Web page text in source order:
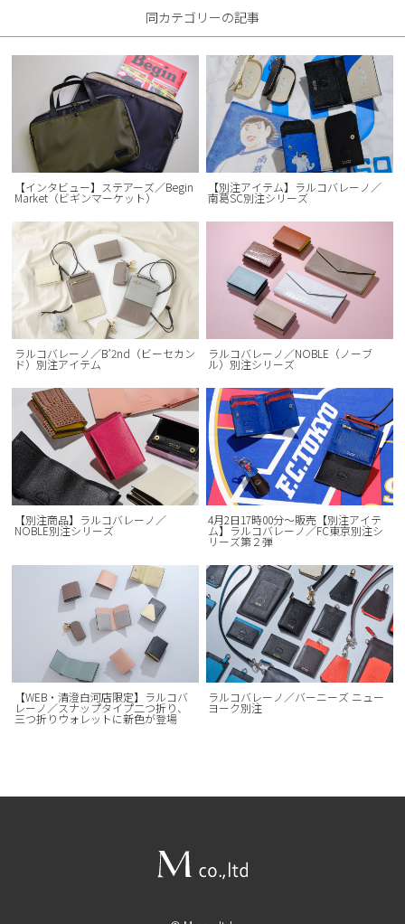
同カテゴリーの記事
【インタビュー】ステアーズ／Begin
Market（ビギンマーケット）
【別注アイテム】ラルコバレーノ／
南葛SC別注シリーズ
ラルコバレーノ／B’2nd（ビーセカン
ド）別注アイテム
ラルコバレーノ／NOBLE（ノーブ
ル）別注シリーズ
【別注商品】ラルコバレーノ／
NOBLE別注シリーズ
4月2日17時00分～販売【別注アイテ
ム】ラルコバレーノ／FC東京別注シ
リーズ第２弾
【WEB・清澄白河店限定】ラルコバ
レーノ／スナップタイプ二つ折り、
三つ折りウォレットに新色が登場
ラルコバレーノ／バーニーズ ニュー
ヨーク別注